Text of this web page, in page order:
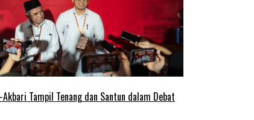
Tampil Tenang dan Santun dalam Debat